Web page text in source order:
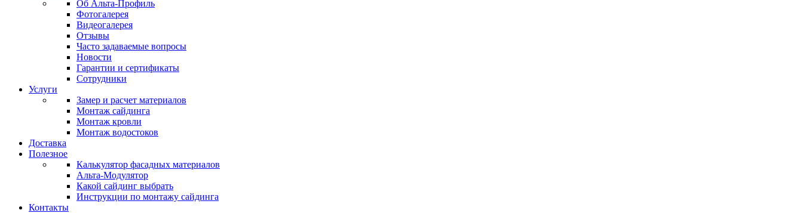
Об Альта-Профиль
Фотогалерея
Видеогалерея
Отзывы
Часто задаваемые вопросы
Новости
Гарантии и сертификаты
Сотрудники
Услуги
Замер и расчет материалов
Монтаж сайдинга
Монтаж кровли
Монтаж водостоков
Доставка
Полезное
Калькулятор фасадных материалов
Альта-Модулятор
Какой сайдинг выбрать
Инструкции по монтажу сайдинга
Контакты